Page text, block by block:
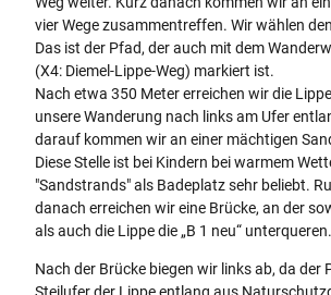
vier Wege zusammentreffen. Wir wählen
Das ist der Pfad, der auch mit dem
(X4: Diemel-Lippe-Weg) markiert ist.
Nach etwa 350 Meter erreichen wir die
unsere Wanderung nach links am Ufer
darauf kommen wir an einer mächtigen
Diese Stelle ist bei Kindern bei warmem
"Sandstrands" als Badeplatz sehr beliebt.
danach erreichen wir eine Brücke, an der
als auch die Lippe die „B 1 neu“ unterqueren.
Nach der Brücke biegen wir links ab, da der